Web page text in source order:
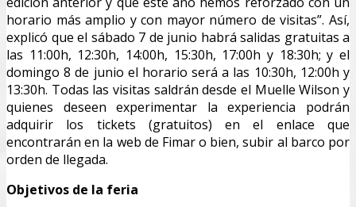
horario más amplio y con mayor número de visitas”. Así,
explicó que el sábado 7 de junio habrá salidas gratuitas a
las 11:00h, 12:30h, 14:00h, 15:30h, 17:00h y 18:30h; y el
domingo 8 de junio el horario será a las 10:30h, 12:00h y
13:30h. Todas las visitas saldrán desde el Muelle Wilson y
quienes deseen experimentar la experiencia podrán
adquirir los tickets (gratuitos) en el enlace que
encontrarán en la web de Fimar o bien, subir al barco por
orden de llegada.
Objetivos de la feria